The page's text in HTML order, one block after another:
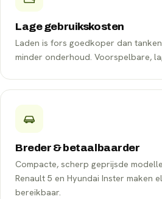
Lage gebruikskosten
Laden is fors goedkoper dan
minder onderhoud. Voorspelbare,
Breder & betaalbaarder
Compacte, scherp geprijsde
Renault 5 en Hyundai Inster maken
bereikbaar.